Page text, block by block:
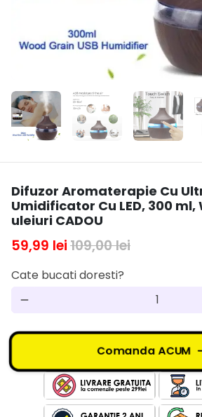
Difuzor Aromaterapie Cu
Umidificator Cu LED, 300 ml,
uleiuri CADOU
59,99 lei109,00 lei
Cate bucati doresti?
remove
Comanda ACUM